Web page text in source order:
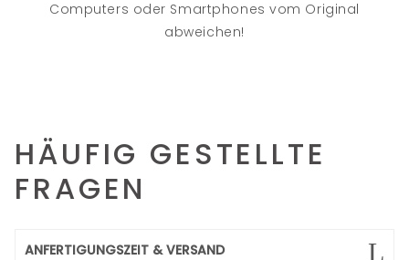
Computers oder Smartphones vom Original
abweichen!
HÄUFIG GESTELLTE
FRAGEN
ANFERTIGUNGSZEIT & VERSAND